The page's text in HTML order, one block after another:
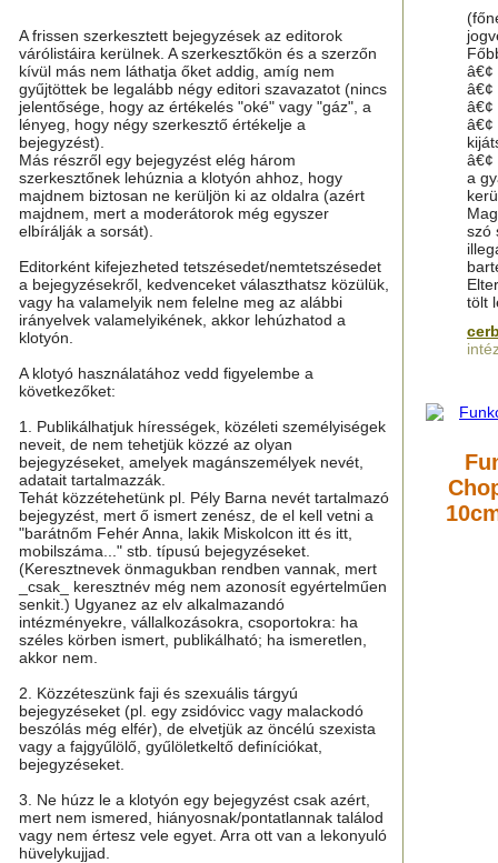
A frissen szerkesztett bejegyzések az editorok
várólistáira kerülnek. A szerkesztőkön és a szerzőn
kívül más nem láthatja őket addig, amíg nem
gyűjtöttek be legalább négy editori szavazatot (nincs
jelentősége, hogy az értékelés "oké" vagy "gáz", a
lényeg, hogy négy szerkesztő értékelje a
bejegyzést).
Más részről egy bejegyzést elég három
szerkesztőnek lehúznia a klotyón ahhoz, hogy
majdnem biztosan ne kerüljön ki az oldalra (azért
majdnem, mert a moderátorok még egyszer
elbírálják a sorsát).
Editorként kifejezheted tetszésedet/nemtetszésedet
a bejegyzésekről, kedvenceket választhatsz közülük,
vagy ha valamelyik nem felelne meg az alábbi
irányelvek valamelyikének, akkor lehúzhatod a
klotyón.
A klotyó használatához vedd figyelembe a
következőket:
1. Publikálhatjuk hírességek, közéleti személyiségek
neveit, de nem tehetjük közzé az olyan
bejegyzéseket, amelyek magánszemélyek nevét,
adatait tartalmazzák.
Tehát közzétehetünk pl. Pély Barna nevét tartalmazó
bejegyzést, mert ő ismert zenész, de el kell vetni a
"barátnőm Fehér Anna, lakik Miskolcon itt és itt,
mobilszáma..." stb. típusú bejegyzéseket.
(Keresztnevek önmagukban rendben vannak, mert
_csak_ keresztnév még nem azonosít egyértelműen
senkit.) Ugyanez az elv alkalmazandó
intézményekre, vállalkozásokra, csoportokra: ha
széles körben ismert, publikálható; ha ismeretlen,
akkor nem.
2. Közzéteszünk faji és szexuális tárgyú
bejegyzéseket (pl. egy zsidóvicc vagy malackodó
beszólás még elfér), de elvetjük az öncélú szexista
vagy a fajgyűlölő, gyűlöletkeltő definíciókat,
bejegyzéseket.
3. Ne húzz le a klotyón egy bejegyzést csak azért,
mert nem ismered, hiányosnak/pontatlannak találod
vagy nem értesz vele egyet. Arra ott van a lekonyuló
hüvelykujjad.
â€¢
â€¢
â€¢
â€¢
â€¢
a
szó
tölt